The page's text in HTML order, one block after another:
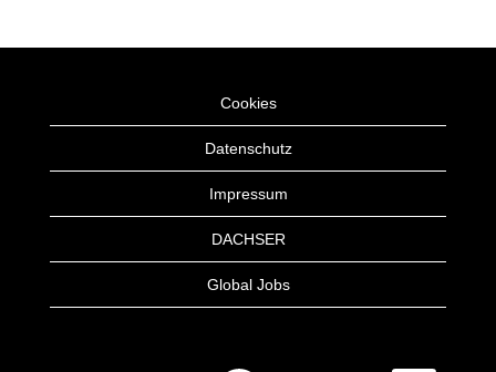
Cookies
Datenschutz
Impressum
DACHSER
Global Jobs